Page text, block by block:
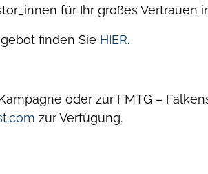
für Ihr großes
finden Sie HIER.
oder zur FMTG –
zur Verfügung.